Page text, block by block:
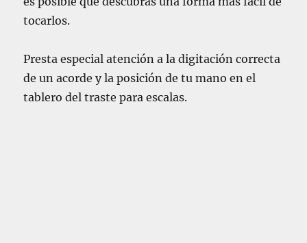
tocarlos.
Presta especial atención a la digitación correcta
de un acorde y la posición de tu mano en el
tablero del traste para escalas.